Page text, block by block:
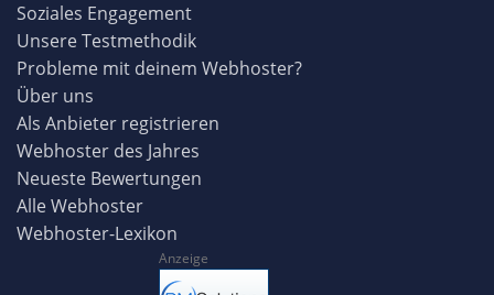
Soziales Engagement
Unsere Testmethodik
Probleme mit deinem Webhoster?
Über uns
Als Anbieter registrieren
Webhoster des Jahres
Neueste Bewertungen
Alle Webhoster
Webhoster-Lexikon
Anzeige